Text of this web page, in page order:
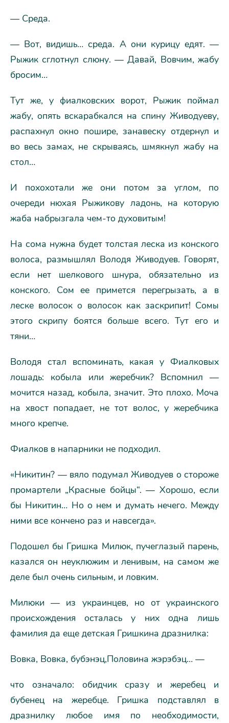
— Среда.
— Вот, видишь… среда. А они курицу едят. —
Рыжик сглотнул слюну. — Давай, Вовчим, жабу
бросим…
Тут же, у фиалковских ворот, Рыжик поймал
жабу, опять вскарабкался на спину Живодуеву,
распахнул окно пошире, занавеску отдернул и
во весь замах, не скрываясь, шмякнул жабу на
стол…
И похохотали же они потом за углом, по
очереди нюхая Рыжикову ладонь, на которую
жаба набрызгала чем-то духовитым!
На сома нужна будет толстая леска из конского
волоса, размышлял Володя Живодуев. Говорят,
если нет шелкового шнура, обязательно из
конского. Сом ее примется перегрызать, а в
леске волосок о волосок как заскрипит! Сомы
этого скрипу боятся больше всего. Тут его и
тяни…
Володя стал вспоминать, какая у Фиалковых
лошадь: кобыла или жеребчик? Вспомнил —
мочится назад, кобыла, значит. Это плохо. Моча
на хвост попадает, не тот волос, у жеребчика
много крепче.
Фиалков в напарники не подходил.
«Никитин? — вяло подумал Живодуев о стороже
промартели „Красные бойцы“. — Хорошо, если
бы Никитин… Но о нем и думать нечего. Между
ними все кончено раз и навсегда».
Подошел бы Гришка Милюк, пучеглазый парень,
казался он неуклюжим и ленивым, на самом же
деле был очень сильным, и ловким.
Милюки — из украинцев, но от украинского
происхождения осталась у них одна лишь
фамилия да еще детская Гришкина дразнилка:
Вовка, Вовка, бубэнэц,Половина жэрэбэц… —
что означало: обидчик сразу и жеребец и
бубенец на жеребце. Гришка подставлял в
дразнилку любое имя по необходимости,